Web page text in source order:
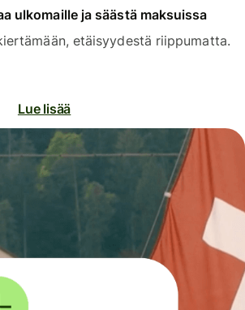
ulkomaille ja säästä maksuissa
etäisyydestä riippumatta.
Lue lisää